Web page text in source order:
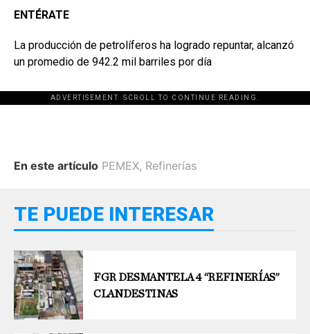
ENTÉRATE
La producción de petrolíferos ha logrado repuntar, alcanzó
un promedio de 942.2 mil barriles por día
ADVERTISEMENT. SCROLL TO CONTINUE READING.
En este artículo PEMEX, Refinerías
TE PUEDE INTERESAR
FGR DESMANTELA 4 “REFINERÍAS”
CLANDESTINAS